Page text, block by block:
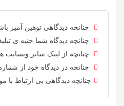
چنانچه دیدگاهی توهین آمیز
چنانچه دیدگاه شما جنبه ی
چنانچه از لینک سایر وبسایت
چنانچه در دیدگاه خود از
چنانچه دیدگاهی بی ارتباط